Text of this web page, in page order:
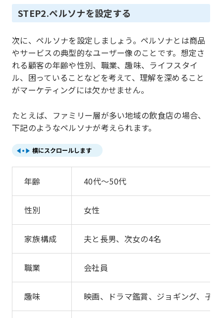
STEP2.ペルソナを設定する
次に、ペルソナを設定しましょう。ペルソナとは商品
やサービスの典型的なユーザー像のことです。想定さ
れる顧客の年齢や性別、職業、趣味、ライフスタイ
ル、困っていることなどを考えて、理解を深めること
がマーケティングには欠かせません。
たとえば、ファミリー層が多い地域の飲食店の場合、
下記のようなペルソナが考えられます。
横にスクロールします
年齢 40代～50代
性別 女性
家族構成 夫と長男、次女の4名
職業 会社員
趣味 映画、ドラマ鑑賞、ジョギング、子